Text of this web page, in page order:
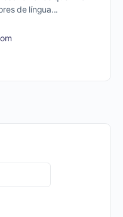
de língua...